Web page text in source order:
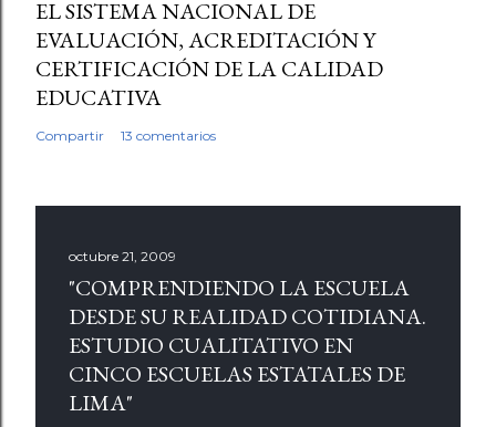
EL SISTEMA NACIONAL DE
EVALUACIÓN, ACREDITACIÓN Y
CERTIFICACIÓN DE LA CALIDAD
EDUCATIVA
Compartir 13 comentarios
octubre 21, 2009
"COMPRENDIENDO LA ESCUELA
DESDE SU REALIDAD COTIDIANA.
ESTUDIO CUALITATIVO EN
CINCO ESCUELAS ESTATALES DE
LIMA"